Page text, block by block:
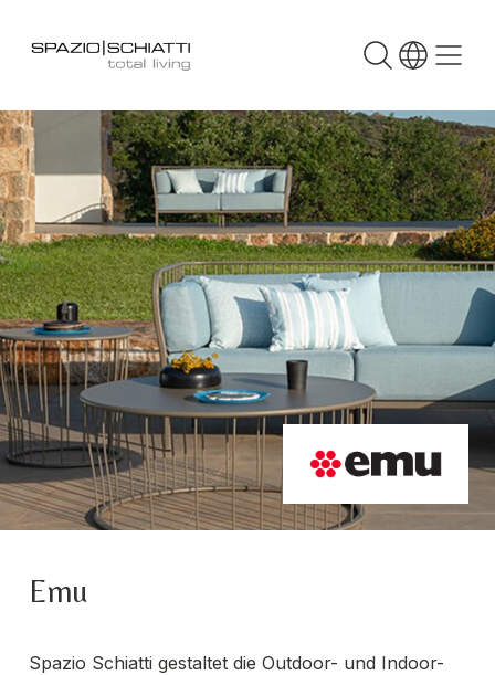
Emu
Spazio Schiatti gestaltet die Outdoor- und Indoor-